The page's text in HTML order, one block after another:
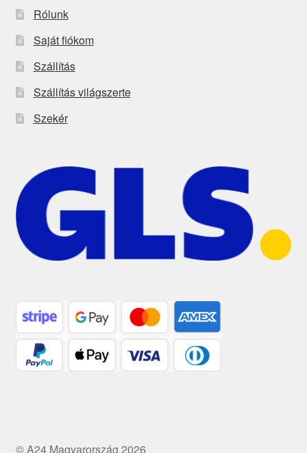
Rólunk
Saját fiókom
Szállítás
Szállítás világszerte
Szekér
© A24 Magyarország 2026